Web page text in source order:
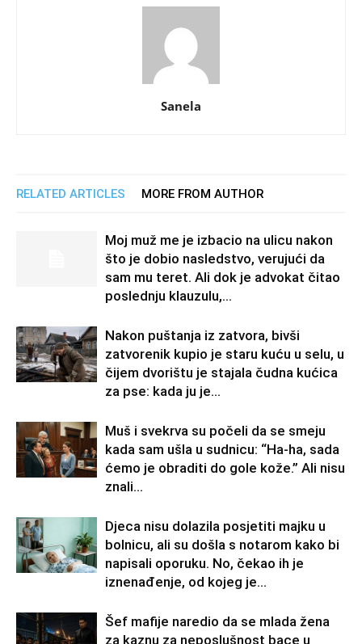
Sanela
RELATED ARTICLES MORE FROM AUTHOR
Moj muž me je izbacio na ulicu nakon
što je dobio nasledstvo, verujući da
sam mu teret. Ali dok je advokat čitao
poslednju klauzulu,...
Nakon puštanja iz zatvora, bivši
zatvorenik kupio je staru kuću u selu, u
čijem dvorištu je stajala čudna kućica
za pse: kada ju je...
Muš i svekrva su počeli da se smeju
kada sam ušla u sudnicu: “Ha-ha, sada
ćemo je obraditi do gole kože.” Ali nisu
znali...
Djeca nisu dolazila posjetiti majku u
bolnicu, ali su došla s notarom kako bi
napisali oporuku. No, čekao ih je
iznenađenje, od kojeg je...
Šef mafije naredio da se mlada žena
za kaznu za neposlušnost bace u